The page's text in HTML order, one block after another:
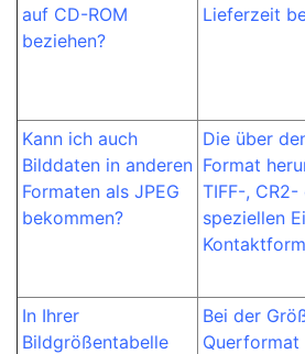
auf CD-ROM
beziehen?
Lieferzeit
Kann ich auch
Bilddaten in anderen
Formaten als JPEG
bekommen?
Die über
Format
TIFF-,
speziellen
In Ihrer
Bildgrößentabelle
Bei der
Querformat